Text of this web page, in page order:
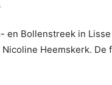
en Bollenstreek in
Heemskerk.